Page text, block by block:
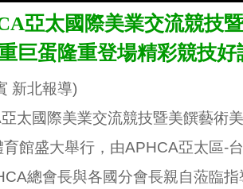
亞太國際美業交流競技
巨蛋隆重登場精彩競技好
新北報導)
太國際美業交流競技暨美饌藝術
館盛大舉行，由APHCA亞太區-
總會長與各國分會長親自蒞臨